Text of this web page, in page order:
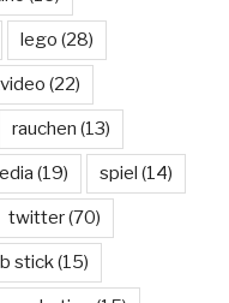
lego (28)
(22)
rauchen (13)
(19) spiel (14)
twitter(70)
stick(15)